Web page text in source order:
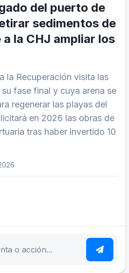
del puerto de
sedimentos de
la CHJ ampliar los
la Recuperación visita las
fase final y cuya arena se
regenerar las playas del
en 2026 las obras de
tras haber invertido 10